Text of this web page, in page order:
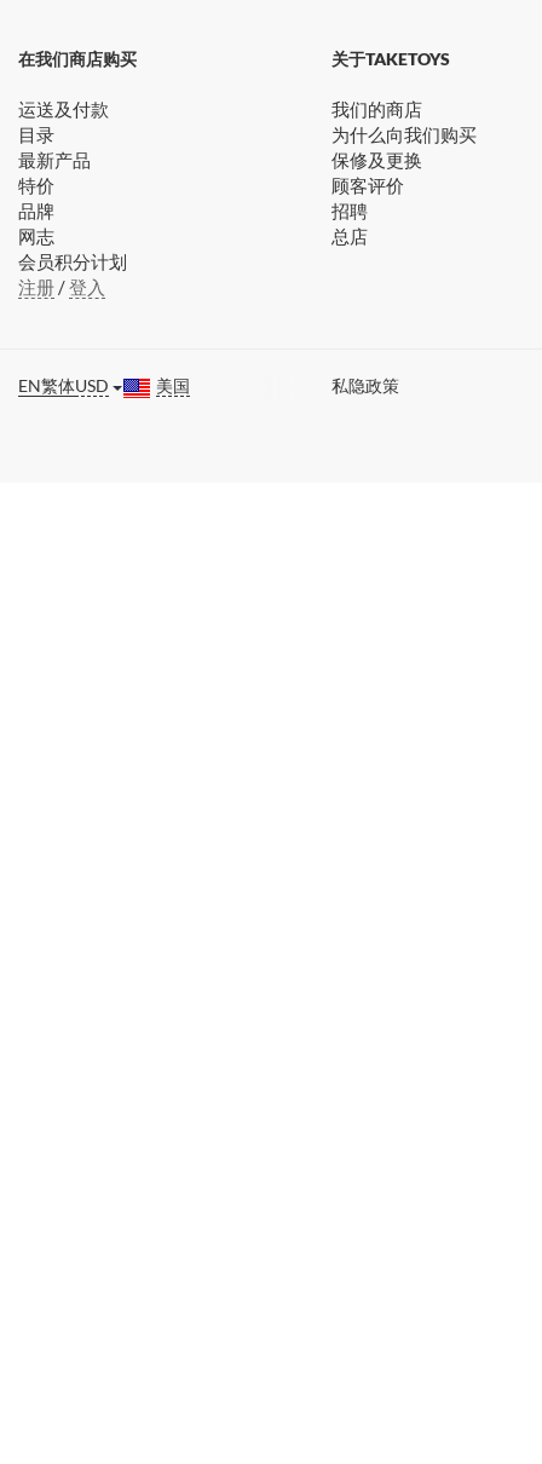
在我们商店购买
运送及付款
目录
最新产品
特价
品牌
网志
会员积分计划
注册/登入
关于TAKETOYS
我们的商店
为什么向我们购买
保修及更换
顾客评价
招聘
总店
EN繁体USD 美国 私隐政策